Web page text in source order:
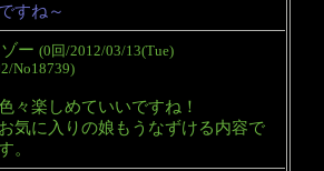
ですね～
ー (0回/2012/03/13(Tue)
No18739)
々楽しめていいですね！
お気に入りの娘もうなずける内容で
。